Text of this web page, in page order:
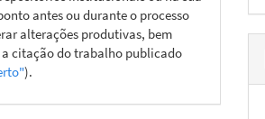
antes ou durante o processo
alterações produtivas, bem
citação do trabalho publicado
).